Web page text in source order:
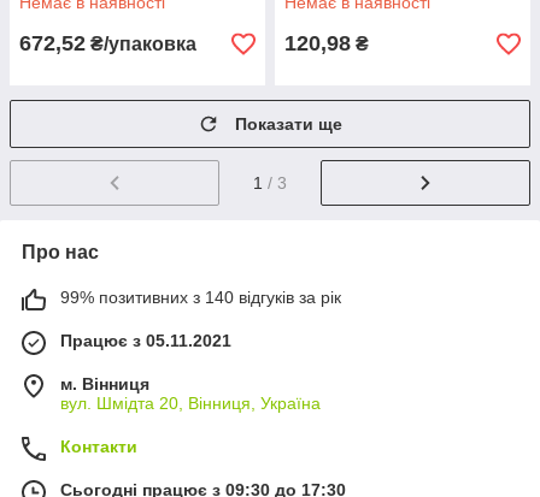
672,52 ₴/упаковка 120,98 ₴
Показати ще
1 / 3
Про нас
99% позитивних з 140 відгуків за рік
Працює з 05.11.2021
м. Вінниця
вул. Шмідта 20, Вінниця, Україна
Контакти
Сьогодні працює з 09:30 до 17:30